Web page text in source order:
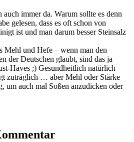
auch immer da. Warum sollte es denn
gelesen, dass es oft schon von
ist und man darum besser Steinsalz
Mehl und Hefe – wenn man den
der Deutschen glaubt, sind das ja
Haves ;) Gesundheitlich natürlich
zuträglich … aber Mehl oder Stärke
um auch mal Soßen anzudicken oder